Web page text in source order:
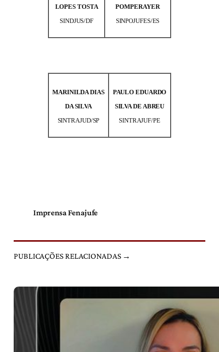
LOPES TOSTA
SINDJUS/DF
POMPERAYER
SINPOJUFES/ES
MARINILDA DIAS
DA SILVA
SINTRAJUD/SP
PAULO EDUARDO
SILVA DE ABREU
SINTRAJUF/PE
Imprensa Fenajufe
PUBLICAÇÕES RELACIONADAS →